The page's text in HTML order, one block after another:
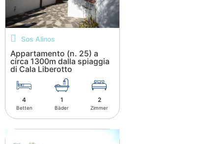
Sos Alinos
Appartamento (n. 25) a
circa 1300m dalla spiaggia
di Cala Liberotto
4
Betten
1
Bäder
2
Zimmer